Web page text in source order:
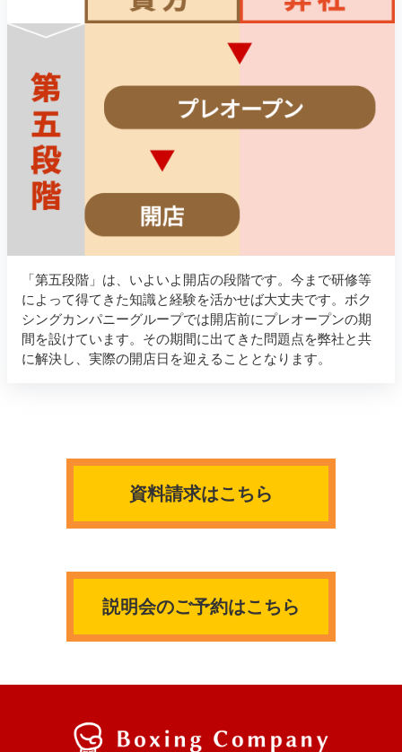
「第五段階」は、いよいよ開店の段階です。今まで研修等
によって得てきた知識と経験を活かせば大丈夫です。ボク
シングカンパニーグループでは開店前にプレオープンの期
間を設けています。その期間に出てきた問題点を弊社と共
に解決し、実際の開店日を迎えることとなります。
資料請求はこちら
説明会のご予約はこちら